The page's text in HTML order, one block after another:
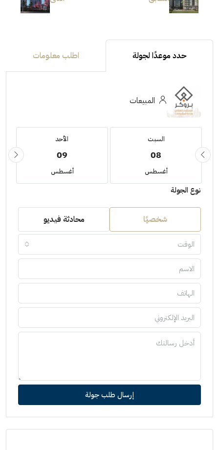
حدد موعدًا لجولة اطلب معلومات
المبيعات
السبت
08
أغسطس
الأحد
09
أغسطس
نوع الجولة
شخصيًا محادثة فيديو
الوقت
إرسال طلب جولة